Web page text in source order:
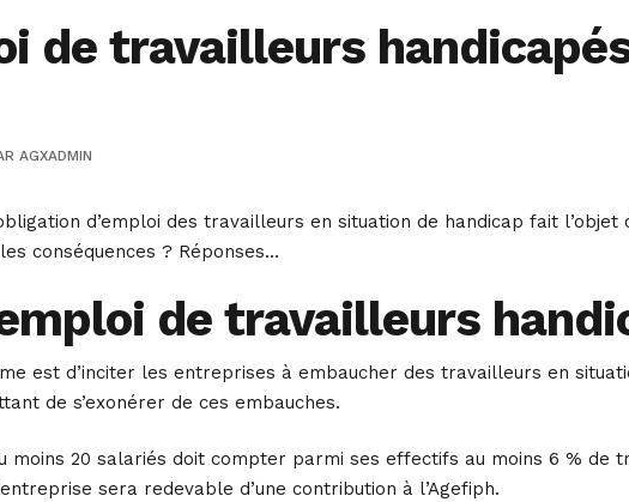
de travailleurs
AGXADMIN
d’emploi des travailleurs en situation de handicap fait
conséquences ? Réponses…
de travailleurs
est d’inciter les entreprises à embaucher des travailleurs en
de s’exonérer de ces embauches.
moins 20 salariés doit compter parmi ses effectifs au moins 6 % de
sera redevable d’une contribution à l’Agefiph.